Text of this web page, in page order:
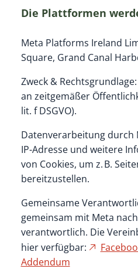
Die Plattformen
Meta Platforms Ireland
Square, Grand Canal
Zweck &
an zeitgemäßer
lit. f DSGVO).
Datenverarbeitung durch
IP-Adresse und weitere
von Cookies, um z. B.
bereitzustellen.
Gemeinsame
gemeinsam mit Meta
verantwortlich. Die
hier verfügbar:
Addendum